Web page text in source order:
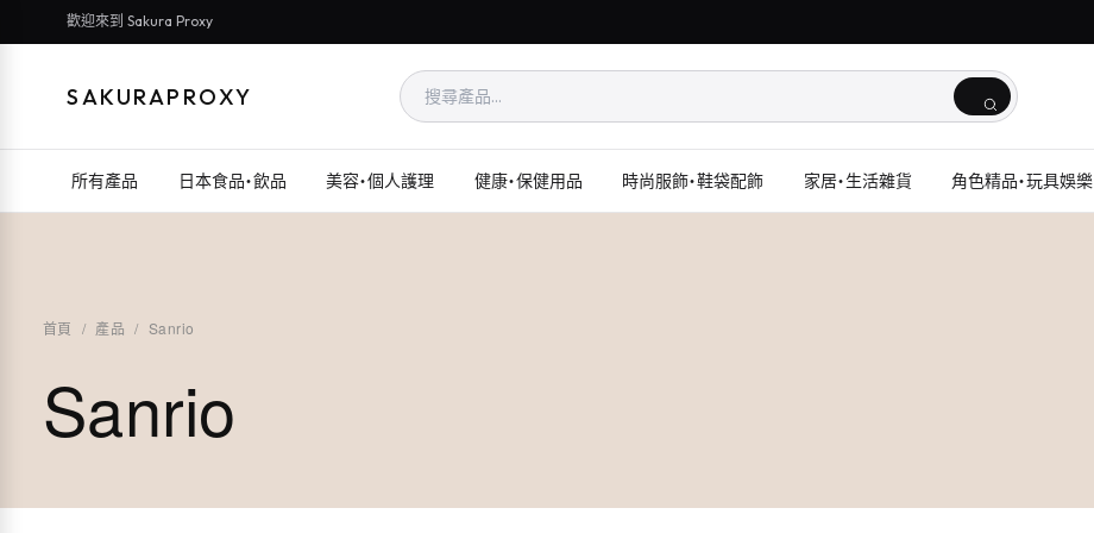
歡迎來到 Sakura Proxy
SAKURAPROXY
所有產品 日本食品・飲品 美容・個人護理 健康・保健用品 時尚服飾・鞋袋配飾 家居・生活雜貨 角色精品・玩具娛樂
首頁 / 產品 / Sanrio
Sanrio